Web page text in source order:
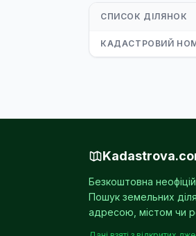
СПИСОК ДІЛЯНОК
КАДАСТРОВИЙ
Безкоштовна
Пошук земельних
адресою, містом чи